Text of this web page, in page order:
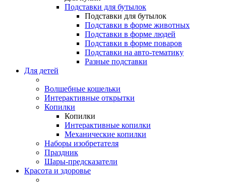
Подставки для бутылок
Подставки для бутылок
Подставки в форме животных
Подставки в форме людей
Подставки в форме поваров
Подставки на авто-тематику
Разные подставки
Для детей
Волшебные кошельки
Интерактивные открытки
Копилки
Копилки
Интерактивные копилки
Механические копилки
Наборы изобретателя
Праздник
Шары-предсказатели
Красота и здоровье